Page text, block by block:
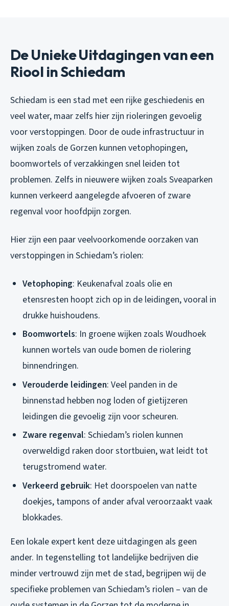
De Unieke Uitdagingen van een
Riool in Schiedam
Schiedam is een stad met een rijke geschiedenis en
veel water, maar zelfs hier zijn rioleringen gevoelig
voor verstoppingen. Door de oude infrastructuur in
wijken zoals de Gorzen kunnen vetophopingen,
boomwortels of verzakkingen snel leiden tot
problemen. Zelfs in nieuwere wijken zoals Sveaparken
kunnen verkeerd aangelegde afvoeren of zware
regenval voor hoofdpijn zorgen.
Hier zijn een paar veelvoorkomende oorzaken van
verstoppingen in Schiedam’s riolen:
Vetophoping: Keukenafval zoals olie en
etensresten hoopt zich op in de leidingen, vooral in
drukke huishoudens.
Boomwortels: In groene wijken zoals Woudhoek
kunnen wortels van oude bomen de riolering
binnendringen.
Verouderde leidingen: Veel panden in de
binnenstad hebben nog loden of gietijzeren
leidingen die gevoelig zijn voor scheuren.
Zware regenval: Schiedam’s riolen kunnen
overweldigd raken door stortbuien, wat leidt tot
terugstromend water.
Verkeerd gebruik: Het doorspoelen van natte
doekjes, tampons of ander afval veroorzaakt vaak
blokkades.
Een lokale expert kent deze uitdagingen als geen
ander. In tegenstelling tot landelijke bedrijven die
minder vertrouwd zijn met de stad, begrijpen wij de
specifieke problemen van Schiedam’s riolen – van de